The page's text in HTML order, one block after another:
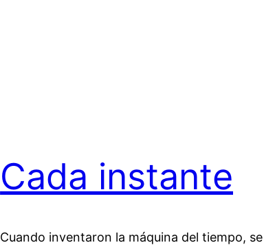
Cada instante
Cuando inventaron la máquina del tiempo, se